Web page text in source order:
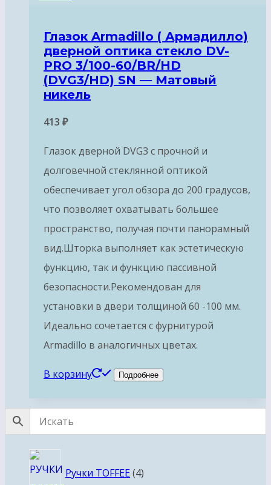
Глазок Armadillo ( Армадилло)
дверной оптика стекло DV-
PRO 3/100-60/BR/HD
(DVG3/HD) SN — Матовый
никель
413 ₽
Глазок дверной DVG3 с прочной и
долговечной стеклянной оптикой
обеспечивает угол обзора до 200 градусов,
что позволяет охватывать большее
пространство, получая почти панорамный
вид.Шторка выполняет как эстетическую
функцию, так и функцию пассивной
безопасности.Рекомендован для
установки в двери толщиной 60 -100 мм.
Идеально сочетается с фурнитурой
Armadillo в аналогичных цветах.
В корзину Подробнее
Ручки TOFFEE 4товара